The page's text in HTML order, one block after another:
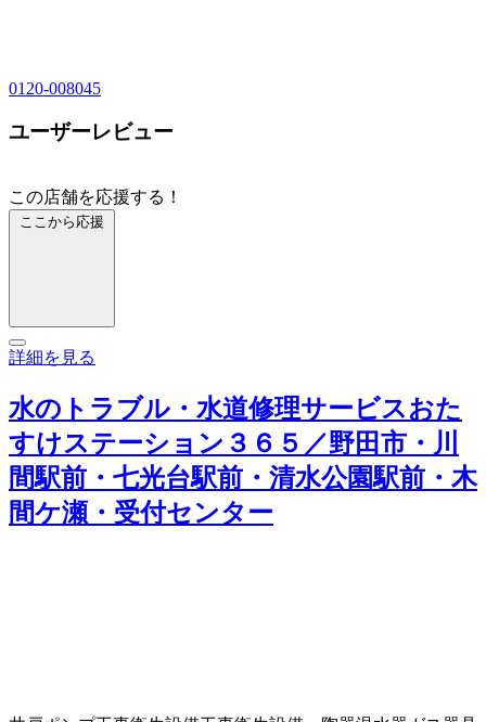
0120-008045
ユーザーレビュー
この店舗を応援する！
ここから応援
詳細を見る
水のトラブル・水道修理サービスおた
すけステーション３６５／野田市・川
間駅前・七光台駅前・清水公園駅前・木
間ケ瀬・受付センター